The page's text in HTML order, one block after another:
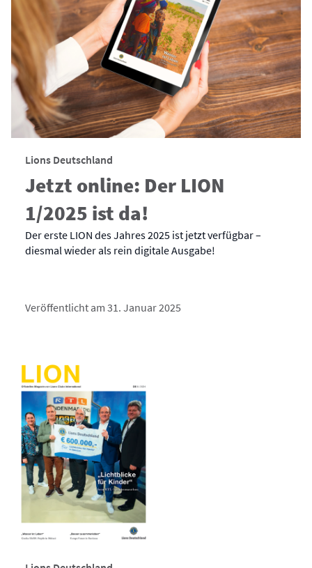
Lions Deutschland
Jetzt online: Der LION
1/2025 ist da!
Der erste LION des Jahres 2025 ist jetzt verfügbar –
diesmal wieder als rein digitale Ausgabe!
Veröffentlicht am 31. Januar 2025